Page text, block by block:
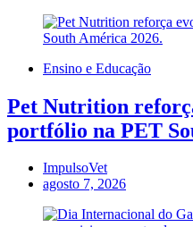
Ensino e Educação
Pet Nutrition
portfólio na PET
ImpulsoVet
agosto 7, 2026